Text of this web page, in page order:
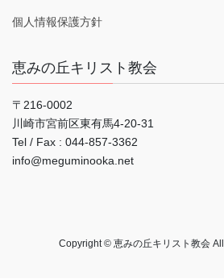
個人情報保護方針
恵みの丘キリスト教会
〒216-0002
川崎市宮前区東有馬4-20-31
Tel / Fax : 044‐857-3362
info@meguminooka.net
Copyright © 恵みの丘キリスト教会